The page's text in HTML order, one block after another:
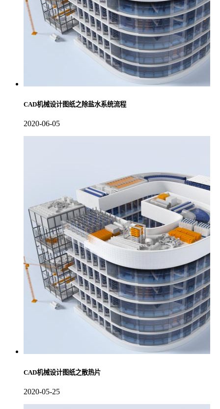
CAD机械设计图纸之除盐水系统流程
2020-06-05
CAD机械设计图纸之散热片
2020-05-25